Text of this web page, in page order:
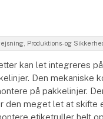
Produktions- og
kan let integreres
Den mekaniske
på pakkelinjer.
den meget let at skifte